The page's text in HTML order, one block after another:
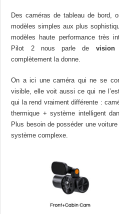
Des caméras de tableau de bord,
modèles simples aux plus
modèles haute performance très
Pilot 2 nous parle de vision
complètement la donne.
On a ici une caméra qui ne se
visible, elle voit aussi ce qui ne
qui la rend vraiment différente :
thermique + système intelligent
Plus besoin de posséder une
système complexe.